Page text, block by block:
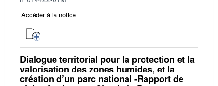
Accéder à la notice
Dialogue territorial pour la protection et la
valorisation des zones humides, et la
création d’un parc national -Rapport de